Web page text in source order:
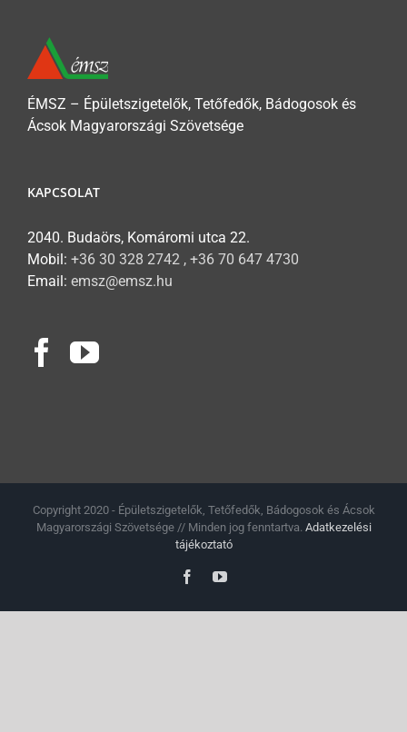
ÉMSZ – Épületszigetelők, Tetőfedők, Bádogosok és
Ácsok Magyarországi Szövetsége
KAPCSOLAT
2040. Budaörs, Komáromi utca 22.
Mobil: +36 30 328 2742 , +36 70 647 4730
Email: emsz@emsz.hu
Copyright 2020 - Épületszigetelők, Tetőfedők, Bádogosok és Ácsok
Magyarországi Szövetsége // Minden jog fenntartva. Adatkezelési
tájékoztató
FacebookYouTube